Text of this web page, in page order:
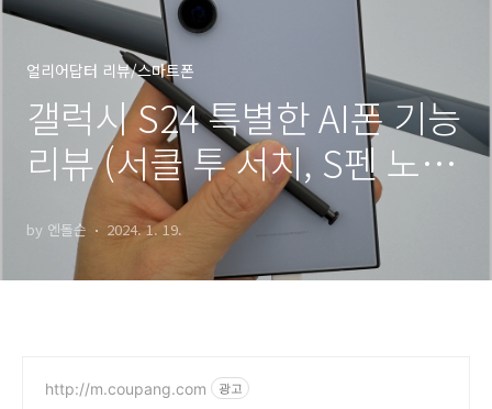
얼리어답터 리뷰/스마트폰
갤럭시 S24 특별한 AI폰 기능
리뷰 (서클 투 서치, S펜 노트
요약, AI 사진 편집)
by 엔돌슨 2024. 1. 19.
http://m.coupang.com 광고